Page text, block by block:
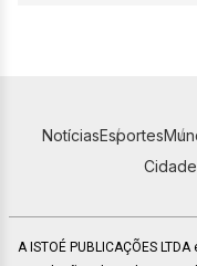
NotíciasEsportes
A ISTOÉ PUBLICAÇÕES